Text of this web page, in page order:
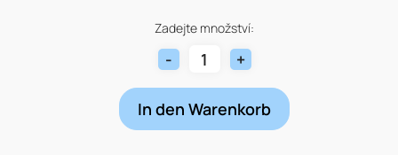
Zadejte množství:
In den Warenkorb